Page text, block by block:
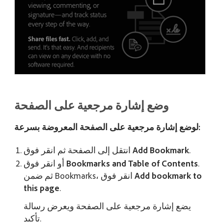
وضع إشارة مرجعية على الصفحة
لوضع إشارة مرجعية على الصفحة المعروضة بسرعة:
انتقل إلى الصفحة ثم انقر فوقAdd Bookmark.
Bookmarks and Table of Contents.
ثم ضمن Bookmarks، انقر فوقAdd bookmark to
this page.
يضع إشارة مرجعية على الصفحة ويعرض رسالة
تأكيد.